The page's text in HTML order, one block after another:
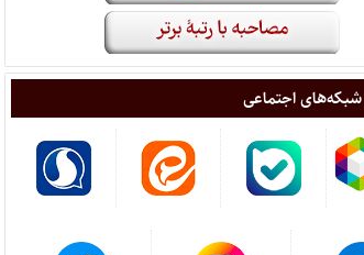
شبکه‌های اجتماعی